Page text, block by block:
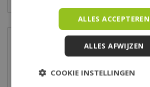
Meer informatie
Behoefte aan verkoeling? Zet dan
ALLES ACCEPTEREN
ALLES AFWIJZEN
COOKIE INSTELLINGEN